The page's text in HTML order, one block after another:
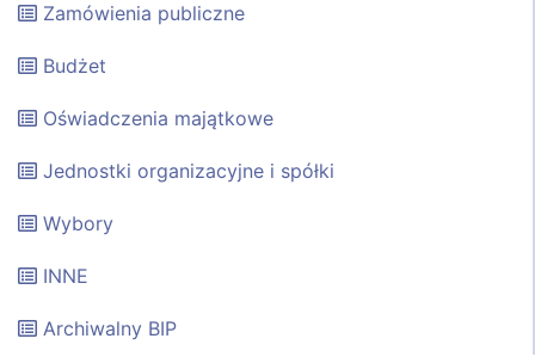
Zamówienia publiczne
Budżet
Oświadczenia majątkowe
Jednostki organizacyjne i spółki
Wybory
INNE
Archiwalny BIP